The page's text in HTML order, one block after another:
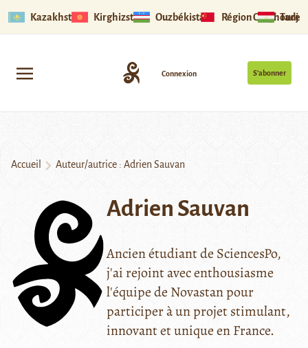
Kazakhstan Kirghizstan Ouzbékistan Région Ouïghoure
S’abonner
Connexion
Accueil Auteur/autrice : Adrien Sauvan
Adrien Sauvan
Ancien étudiant de SciencesPo,
j'ai rejoint avec enthousiasme
l'équipe de Novastan pour
participer à un projet stimulant,
innovant et unique en France.